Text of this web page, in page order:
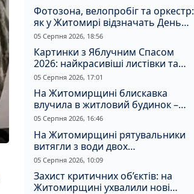
Фотозона, велопробіг та оркестр:
як у Житомирі відзначать День
Прапора та День Незалежності
05 Серпня 2026, 18:56
Картинки з Яблучним Спасом
2026: найкрасивіші листівки та
щирі привітання зі святом
05 Серпня 2026, 17:01
На Житомирщині блискавка
влучила в житловий будинок –
спалахнула пожежа
05 Серпня 2026, 16:46
На Житомирщині рятувальники
витягли з води двох
потопельників
05 Серпня 2026, 10:09
Захист критичних об’єктів: на
Житомирщині ухвалили нові